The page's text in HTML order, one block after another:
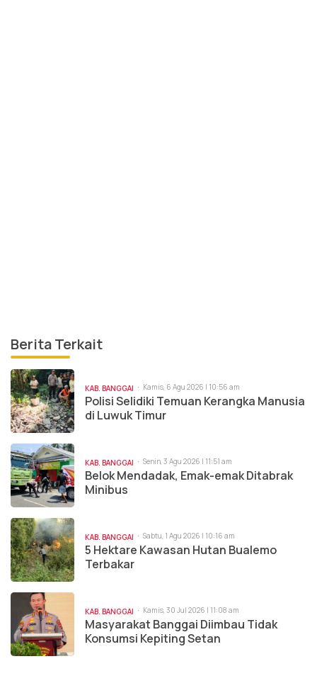
Berita Terkait
KAB. BANGGAI Kamis, 6 Agu 2026 | 10:56 am
Polisi Selidiki Temuan Kerangka Manusia
di Luwuk Timur
KAB. BANGGAI Senin, 3 Agu 2026 | 11:51 am
Belok Mendadak, Emak-emak Ditabrak
Minibus
KAB. BANGGAI Sabtu, 1 Agu 2026 | 10:16 am
5 Hektare Kawasan Hutan Bualemo
Terbakar
KAB. BANGGAI Kamis, 30 Jul 2026 | 11:08 am
Masyarakat Banggai Diimbau Tidak
Konsumsi Kepiting Setan